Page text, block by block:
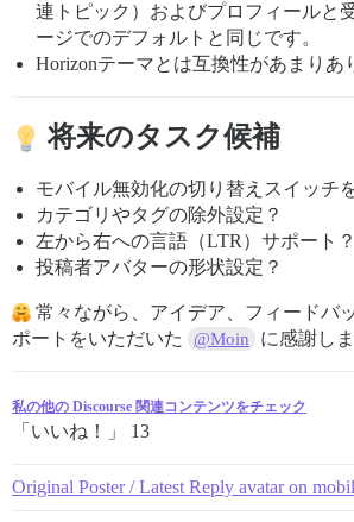
連トピック）およびプロフィールと
ージでのデフォルトと同じです。
Horizonテーマとは互換性があまりあ
将来のタスク候補
モバイル無効化の切り替えスイッチ
カテゴリやタグの除外設定？
左から右への言語（LTR）サポート？
投稿者アバターの形状設定？
常々ながら、アイデア、フィードバ
ポートをいただいた
@Moin に感謝しま
私の他の Discourse 関連コンテンツをチェック
「いいね！」 13
Original Poster / Latest Reply avatar on